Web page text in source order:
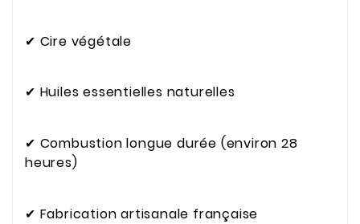
✔ Cire végétale
✔ Huiles essentielles naturelles
✔ Combustion longue durée (environ 28
heures)
✔ Fabrication artisanale française